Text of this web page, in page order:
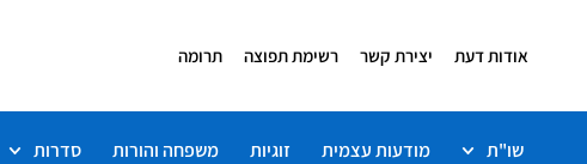
אודות דעת יצירת קשר רשימת תפוצה תרומה
שו"ת מודעות עצמית זוגיות משפחה והורות סדרות